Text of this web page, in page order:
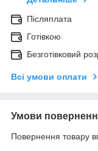
Післяплата
Готівкою
Безготівковий
Всі умови оплати
Умови
Повернення товару